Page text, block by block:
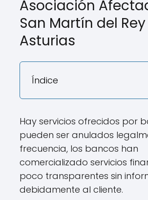
Asociación
San Martín del
Asturias
Índice
Hay servicios ofrecidos por
pueden ser anulados
frecuencia, los bancos han
comercializado servicios
poco transparentes sin
debidamente al cliente.